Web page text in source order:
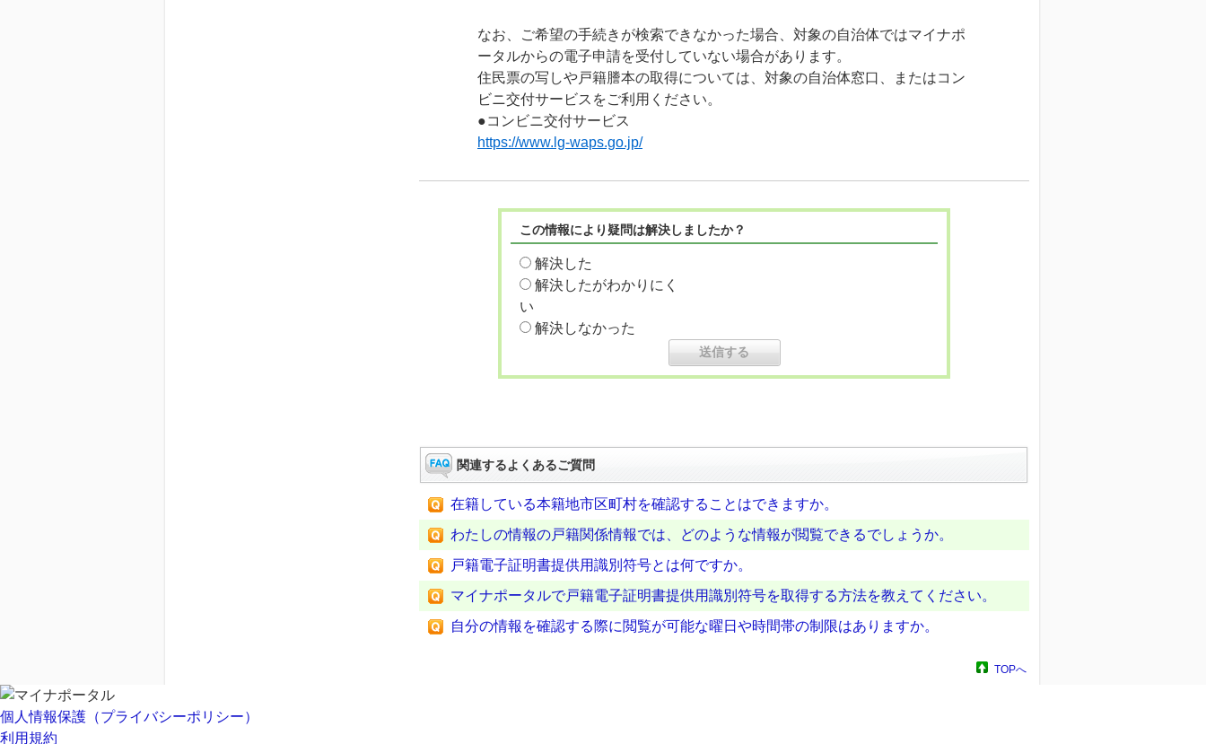
なお、ご希望の手続きが検索できなかった場合、対象の自治体ではマイナポ
ータルからの電子申請を受付していない場合があります。
住民票の写しや戸籍謄本の取得については、対象の自治体窓口、またはコン
ビニ交付サービスをご利用ください。
●コンビニ交付サービス
https://www.lg-waps.go.jp/
この情報により疑問は解決しましたか？
解決した
解決したがわかりにく
い
解決しなかった
関連するよくあるご質問
在籍している本籍地市区町村を確認することはできますか。
わたしの情報の戸籍関係情報では、どのような情報が閲覧できるでしょうか。
戸籍電子証明書提供用識別符号とは何ですか。
マイナポータルで戸籍電子証明書提供用識別符号を取得する方法を教えてください。
自分の情報を確認する際に閲覧が可能な曜日や時間帯の制限はありますか。
TOPへ
個人情報保護（プライバシーポリシー）
利用規約